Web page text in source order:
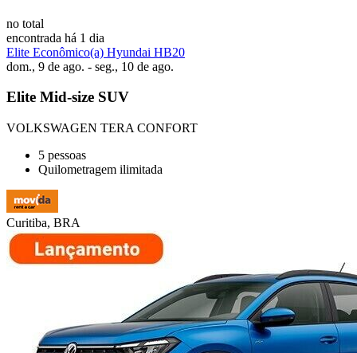
no total
encontrada há 1 dia
Elite Econômico(a) Hyundai HB20
dom., 9 de ago. - seg., 10 de ago.
Elite Mid-size SUV
VOLKSWAGEN TERA CONFORT
5 pessoas
Quilometragem ilimitada
Curitiba, BRA